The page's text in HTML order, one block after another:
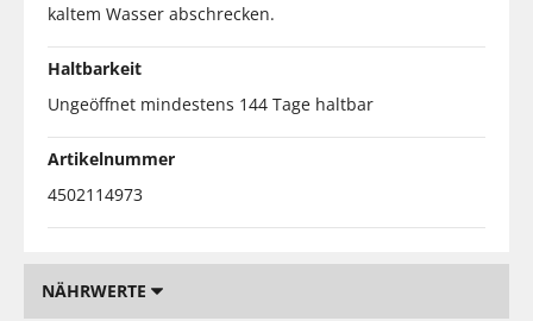
kaltem Wasser abschrecken.
Haltbarkeit
Ungeöffnet mindestens 144 Tage haltbar
Artikelnummer
4502114973
NÄHRWERTE